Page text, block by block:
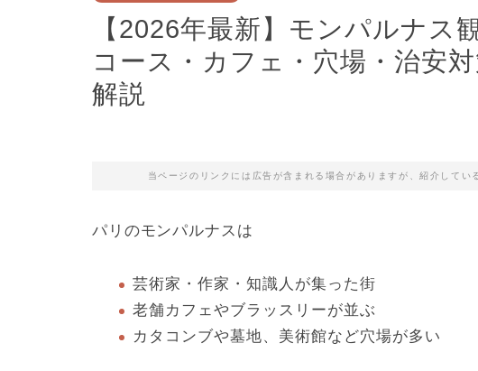
【2026年最新】モンパルナス
コース・カフェ・穴場・治安
解説
当ページのリンクには広告が含まれる場合がありますが、紹介してい
パリのモンパルナスは
芸術家・作家・知識人が集った街
老舗カフェやブラッスリーが並ぶ
カタコンブや墓地、美術館など穴場が多い